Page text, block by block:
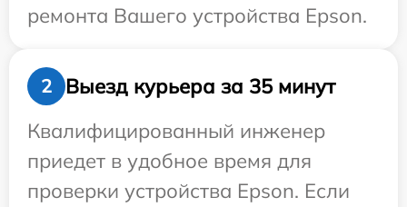
ремонта Вашего устройства Epson.
2
Выезд курьера за 35 минут
Квалифицированный инженер
приедет в удобное время для
проверки устройства Epson. Если